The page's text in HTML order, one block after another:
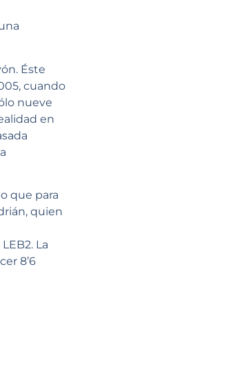
Éste
cuando
nueve
en
que para
quien
La
8’6